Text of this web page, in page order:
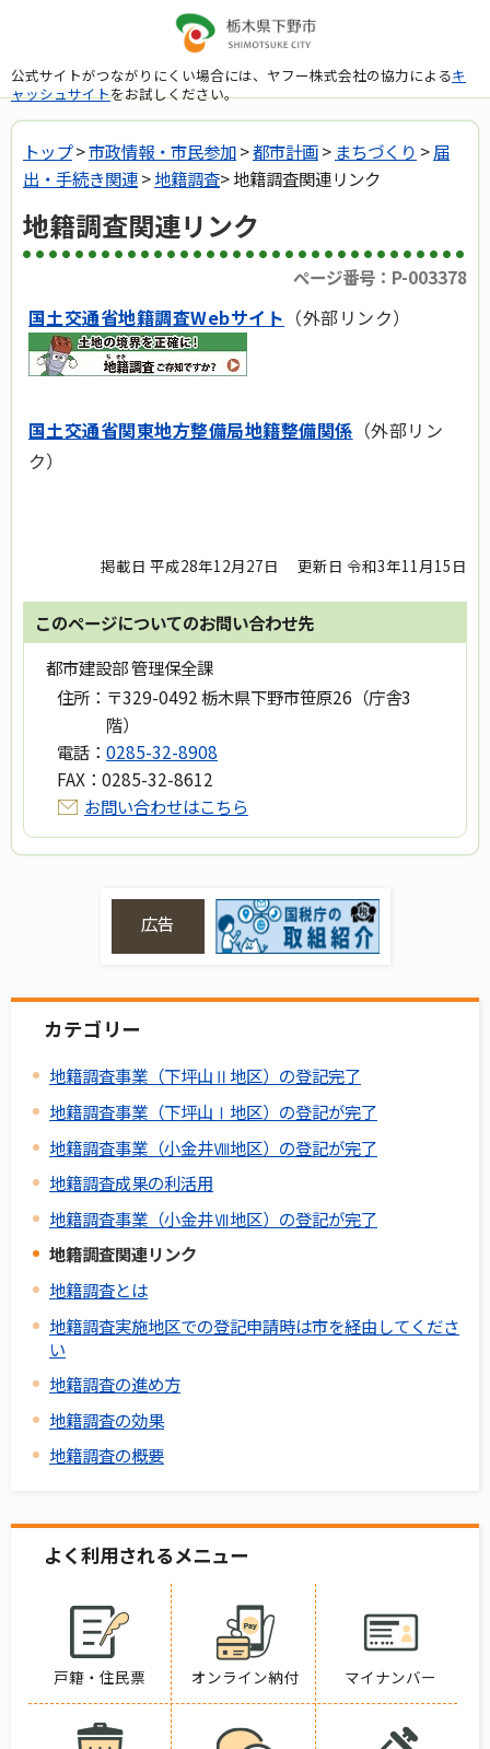
公式サイトがつながりにくい場合には、ヤフー株式会社の協力によるキ
ャッシュサイトをお試しください。
トップ>市政情報・市民参加>都市計画> まちづくり >届
出・手続き関連>地籍調査> 地籍調査関連リンク
地籍調査関連リンク
ページ番号：P-003378
国土交通省地籍調査Webサイト （外部リンク）
国土交通省関東地方整備局地籍整備関係 （外部リン
ク）
掲載日 平成28年12月27日 更新日 令和3年11月15日
このページについてのお問い合わせ先
都市建設部 管理保全課
住所： 〒329-0492 栃木県下野市笹原26（庁舎3
階）
電話： 0285-32-8908
FAX： 0285-32-8612
お問い合わせはこちら
広告
カテゴリー
地籍調査事業（下坪山Ⅱ地区）の登記完了
地籍調査事業（下坪山Ⅰ地区）の登記が完了
地籍調査事業（小金井Ⅷ地区）の登記が完了
地籍調査成果の利活用
地籍調査事業（小金井Ⅶ地区）の登記が完了
地籍調査関連リンク
地籍調査とは
地籍調査実施地区での登記申請時は市を経由してくださ
い
地籍調査の進め方
地籍調査の効果
地籍調査の概要
よく利用されるメニュー
戸籍・住民票 オンライン納付 マイナンバー